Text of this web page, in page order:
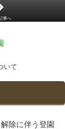
いて
除に伴う登園
事へ